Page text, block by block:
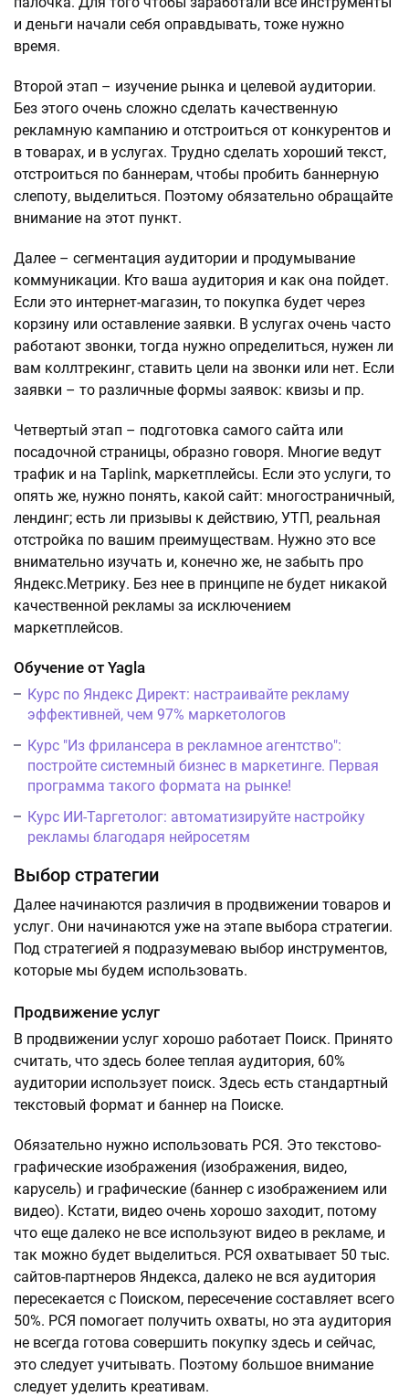
и деньги начали себя оправдывать, тоже нужно
время.
Второй этап – изучение рынка и целевой аудитории.
Без этого очень сложно сделать качественную
рекламную кампанию и отстроиться от конкурентов и
в товарах, и в услугах. Трудно сделать хороший текст,
отстроиться по баннерам, чтобы пробить баннерную
слепоту, выделиться. Поэтому обязательно обращайте
внимание на этот пункт.
Далее – сегментация аудитории и продумывание
коммуникации. Кто ваша аудитория и как она пойдет.
Если это интернет-магазин, то покупка будет через
корзину или оставление заявки. В услугах очень часто
работают звонки, тогда нужно определиться, нужен ли
вам коллтрекинг, ставить цели на звонки или нет. Если
заявки – то различные формы заявок: квизы и пр.
Четвертый этап – подготовка самого сайта или
посадочной страницы, образно говоря. Многие ведут
трафик и на Taplink, маркетплейсы. Если это услуги, то
опять же, нужно понять, какой сайт: многостраничный,
лендинг; есть ли призывы к действию, УТП, реальная
отстройка по вашим преимуществам. Нужно это все
внимательно изучать и, конечно же, не забыть про
Яндекс.Метрику. Без нее в принципе не будет никакой
качественной рекламы за исключением
маркетплейсов.
Обучение от Yagla
Курс по Яндекс Директ: настраивайте рекламу
эффективней, чем 97% маркетологов
Курс "Из фрилансера в рекламное агентство":
постройте системный бизнес в маркетинге. Первая
программа такого формата на рынке!
Курс ИИ-Таргетолог: автоматизируйте настройку
рекламы благодаря нейросетям
Выбор стратегии
Далее начинаются различия в продвижении товаров и
услуг. Они начинаются уже на этапе выбора стратегии.
Под стратегией я подразумеваю выбор инструментов,
которые мы будем использовать.
Продвижение услуг
В продвижении услуг хорошо работает Поиск. Принято
считать, что здесь более теплая аудитория, 60%
аудитории использует поиск. Здесь есть стандартный
текстовый формат и баннер на Поиске.
Обязательно нужно использовать РСЯ. Это текстово-
графические изображения (изображения, видео,
карусель) и графические (баннер с изображением или
видео). Кстати, видео очень хорошо заходит, потому
что еще далеко не все используют видео в рекламе, и
так можно будет выделиться. РСЯ охватывает 50 тыс.
сайтов-партнеров Яндекса, далеко не вся аудитория
пересекается с Поиском, пересечение составляет всего
50%. РСЯ помогает получить охваты, но эта аудитория
не всегда готова совершить покупку здесь и сейчас,
это следует учитывать. Поэтому большое внимание
следует уделить креативам.